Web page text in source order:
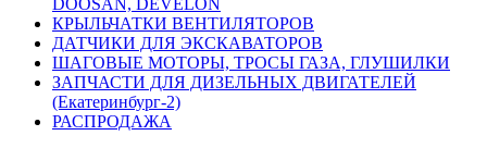
DOOSAN, DEVELON
КРЫЛЬЧАТКИ ВЕНТИЛЯТОРОВ
ДАТЧИКИ ДЛЯ ЭКСКАВАТОРОВ
ШАГОВЫЕ МОТОРЫ, ТРОСЫ ГАЗА, ГЛУШИЛКИ
ЗАПЧАСТИ ДЛЯ ДИЗЕЛЬНЫХ ДВИГАТЕЛЕЙ
(Екатеринбург-2)
РАСПРОДАЖА